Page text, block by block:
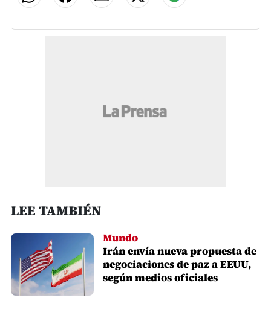
LEE TAMBIÉN
Mundo
Irán envía nueva propuesta de
negociaciones de paz a EEUU,
según medios oficiales